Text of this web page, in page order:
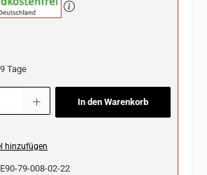
Tage
gewünschten Wert ein oder benutze die Schaltflächen
In den Warenkorb
hinzufügen
E90-79-008-02-22